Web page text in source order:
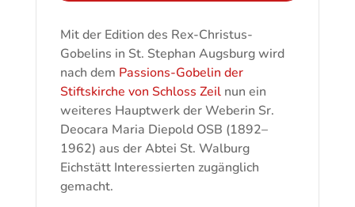
Mit der Edition des Rex-Christus-
Gobelins in St. Stephan Augsburg wird
nach dem Passions-Gobelin der
Stiftskirche von Schloss Zeil nun ein
weiteres Hauptwerk der Weberin Sr.
Deocara Maria Diepold OSB (1892–
1962) aus der Abtei St. Walburg
Eichstätt Interessierten zugänglich
gemacht.